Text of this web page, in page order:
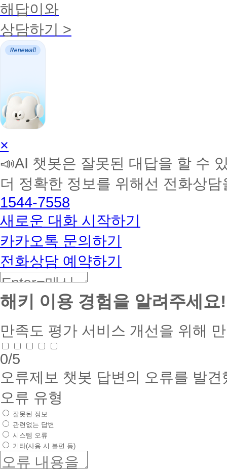
해답이와
상담하기 >
AI
학
습
토
커
BETA
×
📣AI 챗봇은 잘못된 대답을 할 수
더 정확한 정보를 위해선 전화상
1544-7558
새로운 대화 시작하기
카카오톡 문의하기
전화상담 예약하기
해키 이용 경험을 알려주세요!
만족도 평가 서비스 개선을 위해
0/5
오류제보 챗봇 답변의 오류를 발
오류 유형
잘못된 정보
관련없는 답변
시스템 오류
기타(사용 시 불편 등)